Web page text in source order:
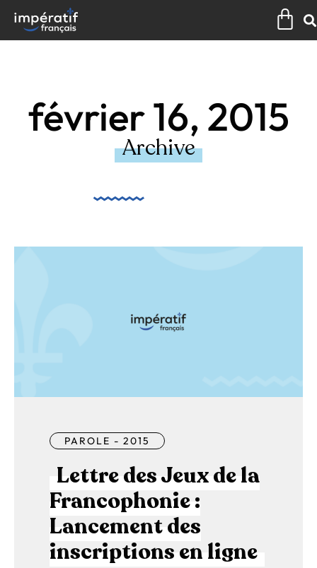
contenu
février 16, 2015
Archive
PAROLE - 2015
Lettre des Jeux de la
Francophonie :
Lancement des
inscriptions en ligne